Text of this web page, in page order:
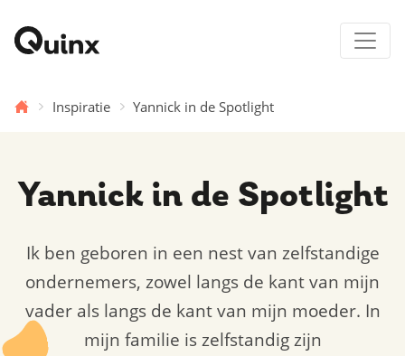
Inspiratie Yannick in de Spotlight
Yannick in de Spotlight
Ik ben geboren in een nest van zelfstandige
ondernemers, zowel langs de kant van mijn
vader als langs de kant van mijn moeder. In
mijn familie is zelfstandig zijn